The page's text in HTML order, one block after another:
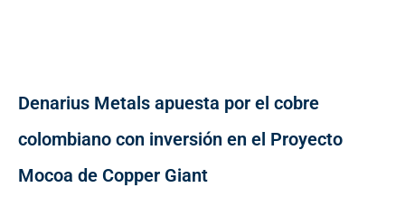
Denarius Metals apuesta por el cobre
colombiano con inversión en el Proyecto
Mocoa de Copper Giant